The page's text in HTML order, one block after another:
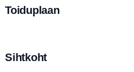
Toiduplaan
Sihtkoht